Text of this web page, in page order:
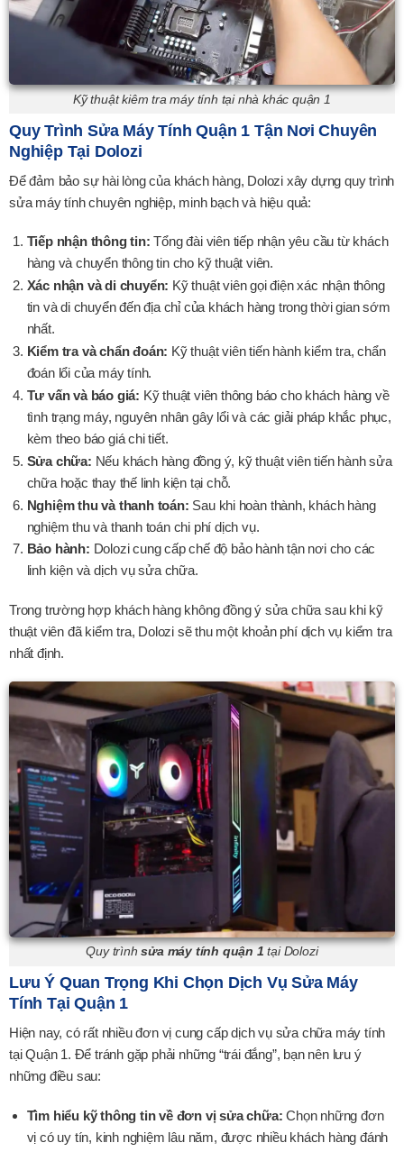
Kỹ thuật kiêm tra máy tính tại nhà khác quận 1
Quy Trình Sửa Máy Tính Quận 1 Tận Nơi Chuyên
Nghiệp Tại Dolozi
Để đảm bảo sự hài lòng của khách hàng, Dolozi xây dựng quy trình
sửa máy tính chuyên nghiệp, minh bạch và hiệu quả:
Tiếp nhận thông tin: Tổng đài viên tiếp nhận yêu cầu từ khách
hàng và chuyển thông tin cho kỹ thuật viên.
Xác nhận và di chuyển: Kỹ thuật viên gọi điện xác nhận thông
tin và di chuyển đến địa chỉ của khách hàng trong thời gian sớm
nhất.
Kiểm tra và chẩn đoán: Kỹ thuật viên tiến hành kiểm tra, chẩn
đoán lổi của máy tính.
Tư vấn và báo giá: Kỹ thuật viên thông báo cho khách hàng về
tình trạng máy, nguyên nhân gây lổi và các giải pháp khắc phục,
kèm theo báo giá chi tiết.
Sửa chữa: Nếu khách hàng đồng ý, kỹ thuật viên tiến hành sửa
chữa hoặc thay thế linh kiện tại chỗ.
Nghiệm thu và thanh toán: Sau khi hoàn thành, khách hàng
nghiệm thu và thanh toán chi phí dịch vụ.
Bảo hành: Dolozi cung cấp chế độ bảo hành tận nơi cho các
linh kiện và dịch vụ sửa chữa.
Trong trường hợp khách hàng không đồng ý sửa chữa sau khi kỹ
thuật viên đã kiểm tra, Dolozi sẽ thu một khoản phí dịch vụ kiểm tra
nhất định.
Quy trìnhsửa máy tính quận 1 tại Dolozi
Lưu Ý Quan Trọng Khi Chọn Dịch Vụ Sửa Máy
Tính Tại Quận 1
Hiện nay, có rất nhiều đơn vị cung cấp dịch vụ sửa chữa máy tính
tại Quận 1. Để tránh gặp phải những “trái đắng”, bạn nên lưu ý
những điều sau:
Tìm hiểu kỹ thông tin về đơn vị sửa chữa: Chọn những đơn
vị có uy tín, kinh nghiệm lâu năm, được nhiều khách hàng đánh